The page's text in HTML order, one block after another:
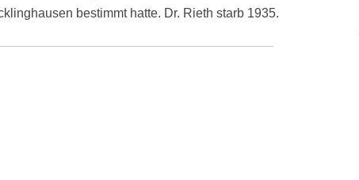
bestimmt hatte. Dr. Rieth starb 1935.